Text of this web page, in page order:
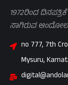
1972ರಿಂದ
ಸಾಗಿರುವ
no 777, 7th
Mysuru,